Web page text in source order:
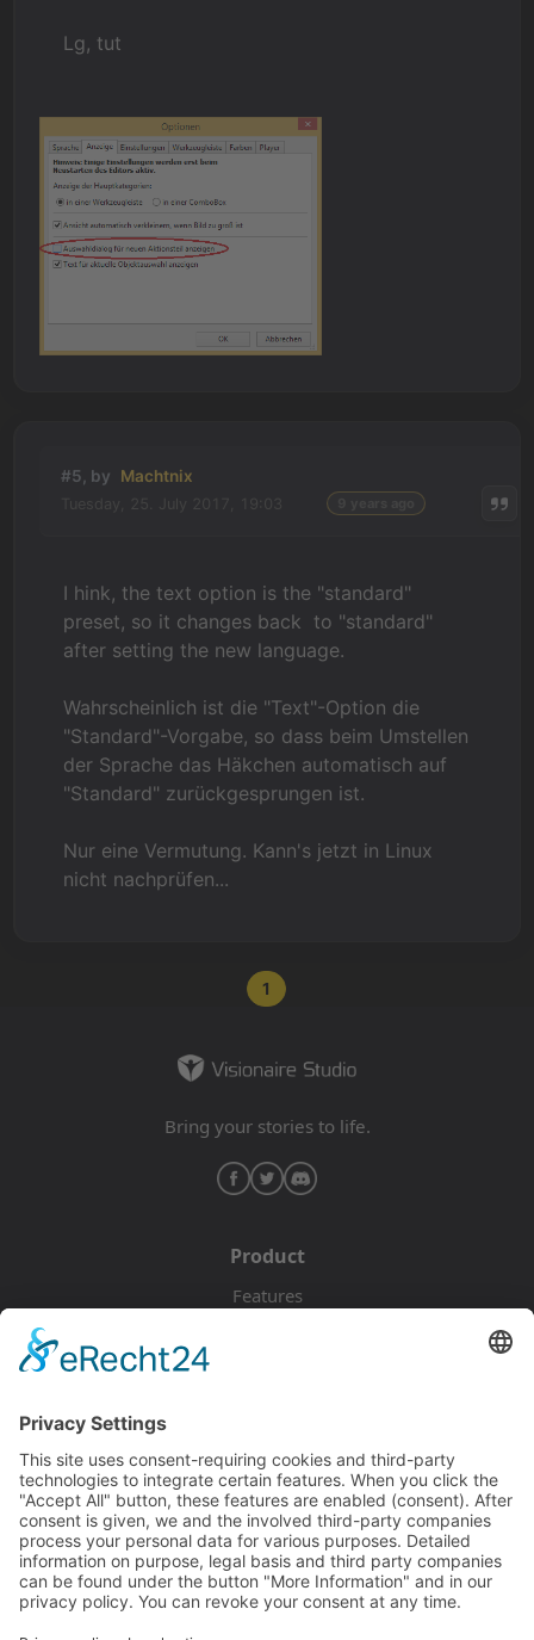
Lg, tut
#5, by Machtnix
I hink, the text option is the "standard"
preset, so it changes back to "standard"
after setting the new language.
Wahrscheinlich ist die "Text"-Option die
"Standard"-Vorgabe, so dass beim Umstellen
der Sprache das Häkchen automatisch auf
"Standard" zurückgesprungen ist.
Nur eine Vermutung. Kann's jetzt in Linux
nicht nachprüfen...
1
Bring your stories to life.
Product
Features
Documentation
Tutorials
Blog
Community